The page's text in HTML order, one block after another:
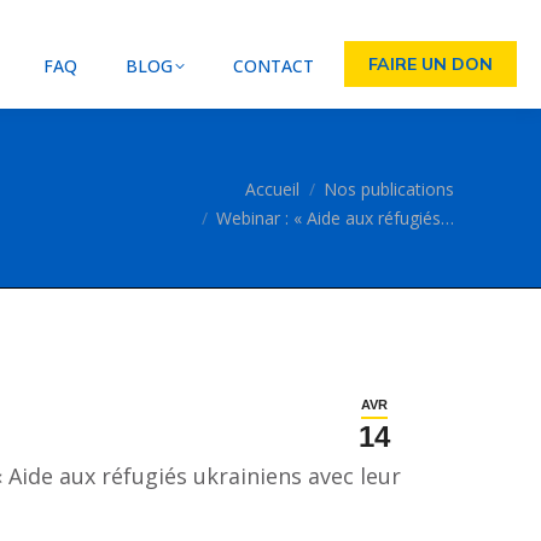
FAQ BLOG CONTACT FAIRE UN DON
Accueil
Nos publications
Webinar : « Aide aux réfugiés…
AVR
14
aux réfugiés ukrainiens avec leur